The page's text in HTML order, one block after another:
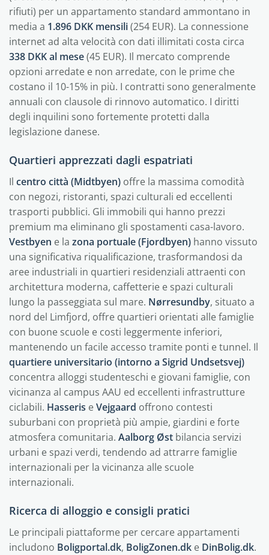
rifiuti) per un appartamento standard ammontano in
media a 1.896 DKK mensili(254 EUR). La connessione
internet ad alta velocità con dati illimitati costa circa
338 DKK al mese(45 EUR). Il mercato comprende
opzioni arredate e non arredate, con le prime che
costano il 10-15% in più. I contratti sono generalmente
annuali con clausole di rinnovo automatico. I diritti
degli inquilini sono fortemente protetti dalla
legislazione danese.
Quartieri apprezzati dagli espatriati
Il centro città (Midtbyen) offre la massima comodità
con negozi, ristoranti, spazi culturali ed eccellenti
trasporti pubblici. Gli immobili qui hanno prezzi
premium ma eliminano gli spostamenti casa-lavoro.
Vestbyen e la zona portuale (Fjordbyen) hanno vissuto
una significativa riqualificazione, trasformandosi da
aree industriali in quartieri residenziali attraenti con
architettura moderna, caffetterie e spazi culturali
lungo la passeggiata sul mare. Nørresundby, situato a
nord del Limfjord, offre quartieri orientati alle famiglie
con buone scuole e costi leggermente inferiori,
mantenendo un facile accesso tramite ponti e tunnel. Il
quartiere universitario (intorno a Sigrid Undsetsvej)
concentra alloggi studenteschi e giovani famiglie, con
vicinanza al campus AAU ed eccellenti infrastrutture
ciclabili. Hasseris eVejgaard offrono contesti
suburbani con proprietà più ampie, giardini e forte
atmosfera comunitaria. Aalborg Øst bilancia servizi
urbani e spazi verdi, tendendo ad attrarre famiglie
internazionali per la vicinanza alle scuole
internazionali.
Ricerca di alloggio e consigli pratici
Le principali piattaforme per cercare appartamenti
includono Boligportal.dk, BoligZonen.dk e DinBolig.dk.